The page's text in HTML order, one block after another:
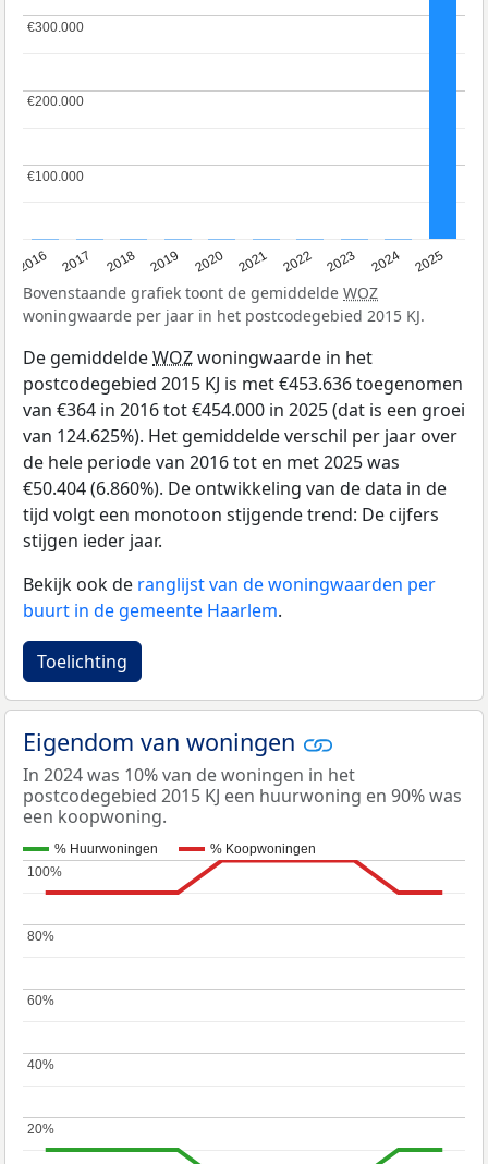
2016 2017 2018 2019 2020 2021 2022 2023 2024 2025
€100.000
€100.000
€200.000
€200.000
€300.000
€300.000
Bovenstaande grafiek toont de gemiddelde WOZ
woningwaarde per jaar in het postcodegebied 2015 KJ.
De gemiddeldeWOZwoningwaarde in het
postcodegebied 2015 KJ is met €453.636 toegenomen
van €364 in 2016 tot €454.000 in 2025 (dat is een groei
van 124.625%). Het gemiddelde verschil per jaar over
de hele periode van 2016 tot en met 2025 was
€50.404 (6.860%). De ontwikkeling van de data in de
tijd volgt een monotoon stijgende trend: De cijfers
stijgen ieder jaar.
Bekijk ook de ranglijst van de woningwaarden per
buurt in de gemeente Haarlem.
Toelichting
Eigendom van woningen
In 2024 was 10% van de woningen in het
postcodegebied 2015 KJ een huurwoning en 90% was
een koopwoning.
% Huurwoningen % Koopwoningen
20%
20%
40%
40%
60%
60%
80%
80%
100%
100%